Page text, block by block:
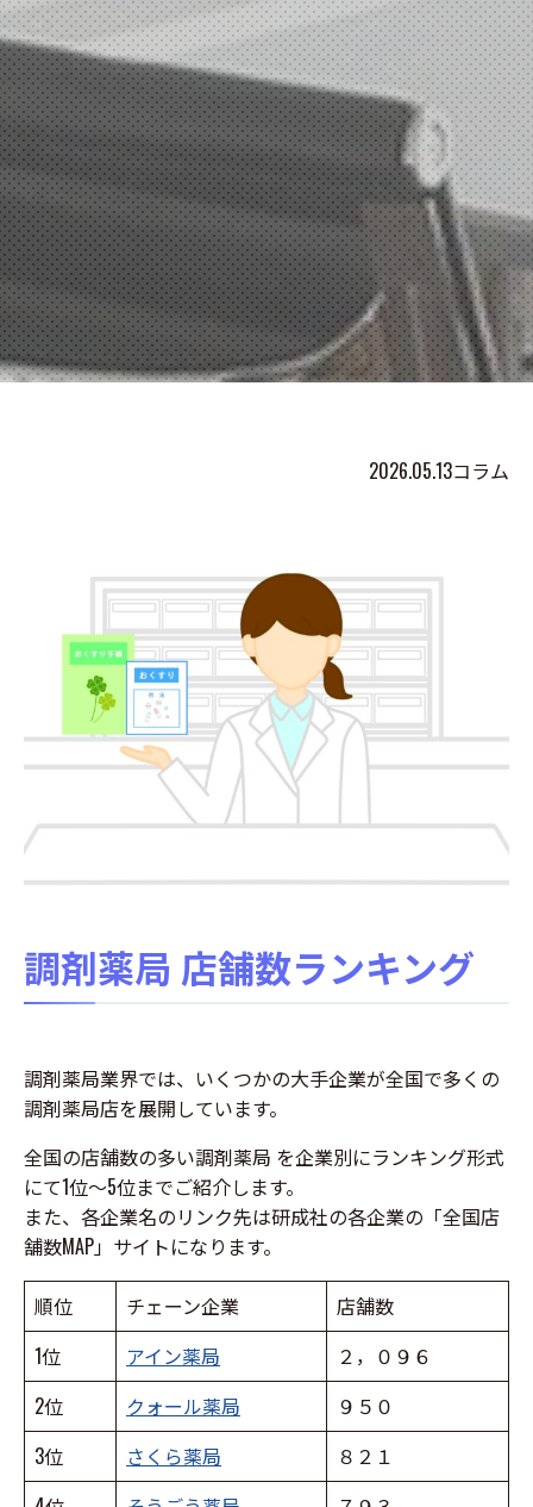
2026.05.13コラム
調剤薬局 店舗数ランキング
調剤薬局業界では、いくつかの大手企業が全国で多くの
調剤薬局店を展開しています。
全国の店舗数の多い調剤薬局 を企業別にランキング形式
にて1位～5位までご紹介します。
また、各企業名のリンク先は研成社の各企業の「全国店
舗数MAP」サイトになります。
順位 チェーン企業
店舗数
1位
アイン薬局
２，０９６
2位
クォール薬局
９５０
3位
さくら薬局
８２１